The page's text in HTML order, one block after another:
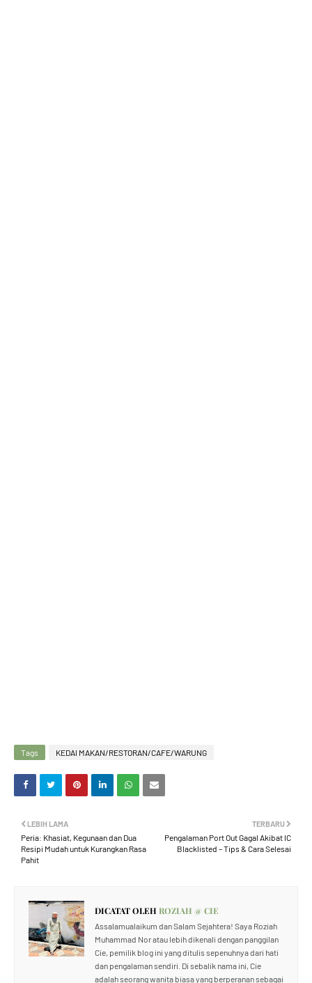
Tags KEDAI MAKAN/RESTORAN/CAFE/WARUNG
TERBARU
Pengalaman Port Out Gagal Akibat IC
Blacklisted – Tips & Cara Selesai
LEBIH LAMA
Peria: Khasiat, Kegunaan dan Dua
Resipi Mudah untuk Kurangkan Rasa
Pahit
DICATAT OLEH ROZIAH @ CIE
Assalamualaikum dan Salam Sejahtera! Saya Roziah
Muhammad Nor atau lebih dikenali dengan panggilan
Cie, pemilik blog ini yang ditulis sepenuhnya dari hati
dan pengalaman sendiri. Di sebalik nama ini, Cie
adalah seorang wanita biasa yang berperanan sebagai